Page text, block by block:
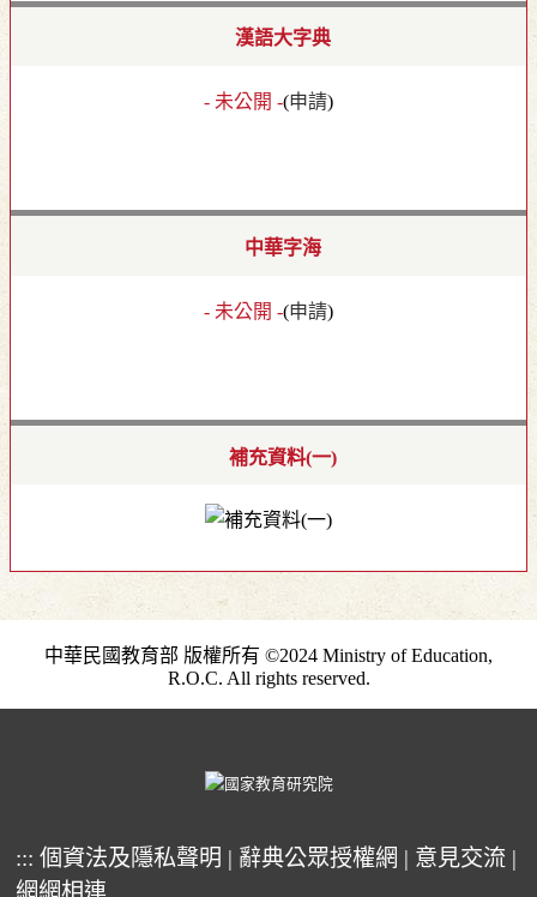
漢語大字典
- 未公開 -(申請)
中華字海
- 未公開 -(申請)
補充資料(一)
中華民國教育部 版權所有 ©2024 Ministry of Education,
R.O.C. All rights reserved.
::: 個資法及隱私聲明 | 辭典公眾授權網 | 意見交流 |
網網相連